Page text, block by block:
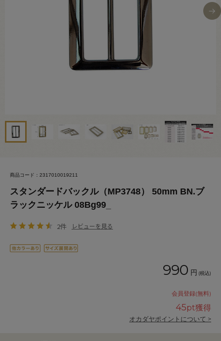
商品コード：2317010019211
スタンダードバックル（MP3748） 50mm BN.ブ
ラックニッケル 08Bg99_
2件 レビューを見る
990 円 (税込)
会員登録(無料)
45pt獲得
オカダヤポイントについて >